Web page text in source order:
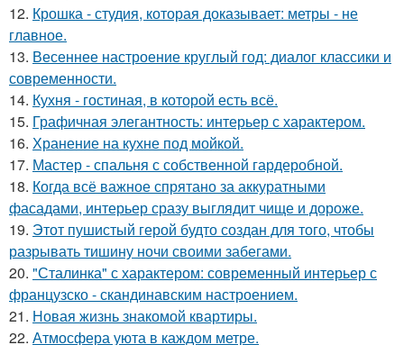
12. Крошка - студия, которая доказывает: метры - не
главное.
13. Весеннее настроение круглый год: диалог классики и
современности.
14. Кухня - гостиная, в которой есть всё.
15. Графичная элегантность: интерьер с характером.
16. Хранение на кухне под мойкой.
17. Мастер - спальня с собственной гардеробной.
18. Когда всё важное спрятано за аккуратными
фасадами, интерьер сразу выглядит чище и дороже.
19. Этот пушистый герой будто создан для того, чтобы
разрывать тишину ночи своими забегами.
20. "Сталинка" с характером: современный интерьер с
французско - скандинавским настроением.
21. Новая жизнь знакомой квартиры.
22. Атмосфера уюта в каждом метре.